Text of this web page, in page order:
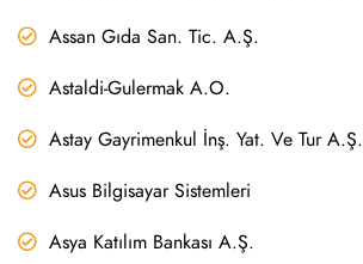
Assan Gıda San. Tic. A.Ş.
Astaldi-Gulermak A.O.
Astay Gayrimenkul İnş. Yat. Ve Tur A.Ş.
Asus Bilgisayar Sistemleri
Asya Katılım Bankası A.Ş.